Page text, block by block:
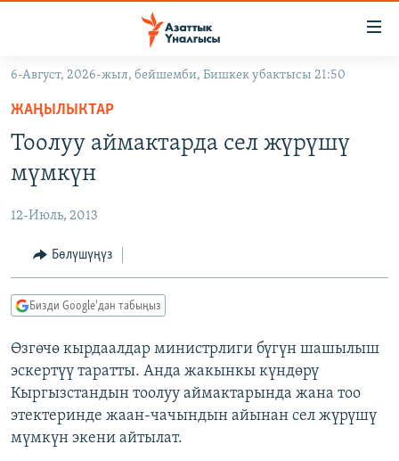
Навигацияга
өтүңүз
Издөөгө
салыңызКЫРГЫЗСТАН
ЭКОНОМИКА
МАДАНИЯТ
ДҮЙНӨ
БОРБОР АЗИЯ
УКРАИНА
АТАЙЫН ИЛИКТӨӨ
ТВ ПРОГРАММАЛАР
ЭКСПЕРТТЕР ТАЛДАЙТ
БИЗ ЖАНА ДҮЙНӨ
ДАНИСТЕ
ЭЖЕ-СИҢДИЛЕР
АЗАТТЫК+
ӨЗГӨЧӨ ПИКИР
Русский
ОНЛАЙН ШЕРИНЕ
6-Август, 2026-жыл, бейшемби, Бишкек убактысы 21:50
ЖАҢЫЛЫКТАР
Тоолуу аймактарда сел жүрүшү
мүмкүн
12-Июль, 2013
Бөлүшүңүз
Бизди Google'дан табыңыз
Өзгөчө кырдаалдар министрлиги бүгүн шашылыш
эскертүү таратты. Анда жакынкы күндөрү
Кыргызстандын тоолуу аймактарында жана тоо
этектеринде жаан-чачындын айынан сел жүрүшү
мүмкүн экени айтылат.